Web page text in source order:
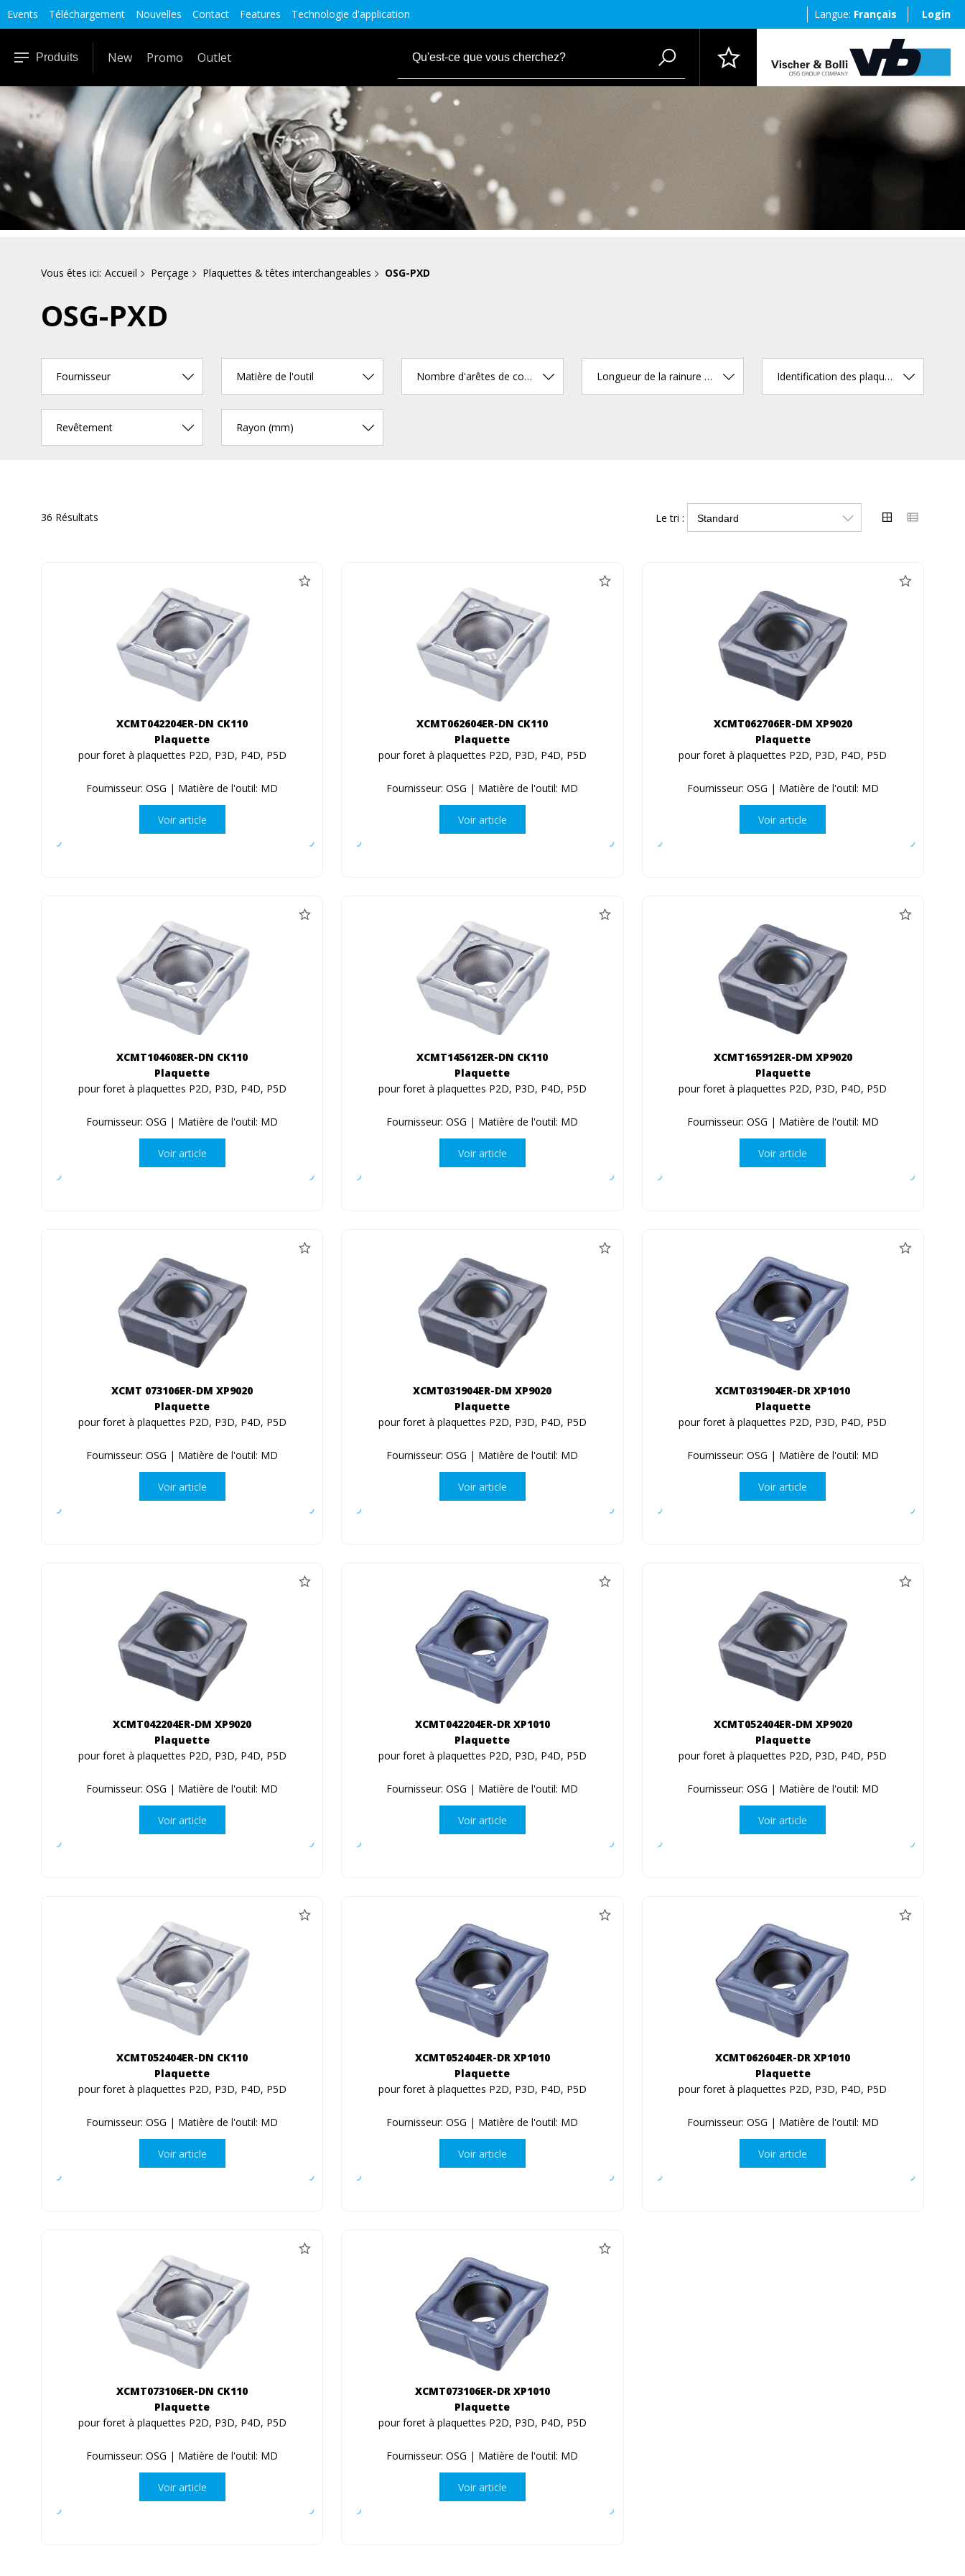
Events Téléchargement Nouvelles Contact Features Technologie d'application Langue: Français Login
Produits New Promo Outlet
Vous êtes ici: Accueil Perçage Plaquettes & têtes interchangeables OSG-PXD
OSG-PXD
Fournisseur Matière de l'outil Nombre d'arêtes de coupe Longueur de la rainure à copeaux (mm) Identification des plaquettes
Revêtement Rayon (mm)
36 Résultats Le tri :
XCMT042204ER-DN CK110
Plaquette
pour foret à plaquettes P2D, P3D, P4D, P5D
Fournisseur: OSG | Matière de l'outil: MD
Voir article
XCMT062604ER-DN CK110
Plaquette
pour foret à plaquettes P2D, P3D, P4D, P5D
Fournisseur: OSG | Matière de l'outil: MD
Voir article
XCMT062706ER-DM XP9020
Plaquette
pour foret à plaquettes P2D, P3D, P4D, P5D
Fournisseur: OSG | Matière de l'outil: MD
Voir article
XCMT104608ER-DN CK110
Plaquette
pour foret à plaquettes P2D, P3D, P4D, P5D
Fournisseur: OSG | Matière de l'outil: MD
Voir article
XCMT145612ER-DN CK110
Plaquette
pour foret à plaquettes P2D, P3D, P4D, P5D
Fournisseur: OSG | Matière de l'outil: MD
Voir article
XCMT165912ER-DM XP9020
Plaquette
pour foret à plaquettes P2D, P3D, P4D, P5D
Fournisseur: OSG | Matière de l'outil: MD
Voir article
XCMT 073106ER-DM XP9020
Plaquette
pour foret à plaquettes P2D, P3D, P4D, P5D
Fournisseur: OSG | Matière de l'outil: MD
Voir article
XCMT031904ER-DM XP9020
Plaquette
pour foret à plaquettes P2D, P3D, P4D, P5D
Fournisseur: OSG | Matière de l'outil: MD
Voir article
XCMT031904ER-DR XP1010
Plaquette
pour foret à plaquettes P2D, P3D, P4D, P5D
Fournisseur: OSG | Matière de l'outil: MD
Voir article
XCMT042204ER-DM XP9020
Plaquette
pour foret à plaquettes P2D, P3D, P4D, P5D
Fournisseur: OSG | Matière de l'outil: MD
Voir article
XCMT042204ER-DR XP1010
Plaquette
pour foret à plaquettes P2D, P3D, P4D, P5D
Fournisseur: OSG | Matière de l'outil: MD
Voir article
XCMT052404ER-DM XP9020
Plaquette
pour foret à plaquettes P2D, P3D, P4D, P5D
Fournisseur: OSG | Matière de l'outil: MD
Voir article
XCMT052404ER-DN CK110
Plaquette
pour foret à plaquettes P2D, P3D, P4D, P5D
Fournisseur: OSG | Matière de l'outil: MD
Voir article
XCMT052404ER-DR XP1010
Plaquette
pour foret à plaquettes P2D, P3D, P4D, P5D
Fournisseur: OSG | Matière de l'outil: MD
Voir article
XCMT062604ER-DR XP1010
Plaquette
pour foret à plaquettes P2D, P3D, P4D, P5D
Fournisseur: OSG | Matière de l'outil: MD
Voir article
XCMT073106ER-DN CK110
Plaquette
pour foret à plaquettes P2D, P3D, P4D, P5D
Fournisseur: OSG | Matière de l'outil: MD
Voir article
XCMT073106ER-DR XP1010
Plaquette
pour foret à plaquettes P2D, P3D, P4D, P5D
Fournisseur: OSG | Matière de l'outil: MD
Voir article